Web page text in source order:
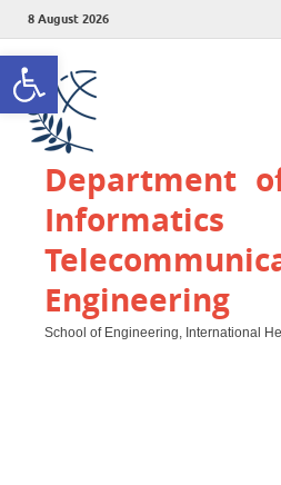
Open toolbar
8 August 2026
Department
Engineering
School of Engineering, International